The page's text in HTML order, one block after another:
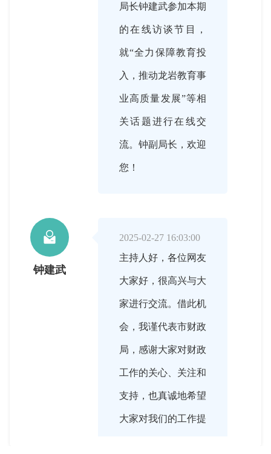
局长钟建武参加本期
的在线访谈节目，
就“全力保障教育投
入，推动龙岩教育事
业高质量发展”等相
关话题进行在线交
流。钟副局长，欢迎
您！

钟建武
2025-02-27 16:03:00
主持人好，各位网友
大家好，很高兴与大
家进行交流。借此机
会，我谨代表市财政
局，感谢大家对财政
工作的关心、关注和
支持，也真诚地希望
大家对我们的工作提